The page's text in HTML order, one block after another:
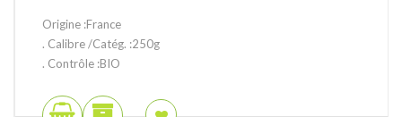
Origine :France
. Calibre /Catég. :250g
. Contrôle :BIO